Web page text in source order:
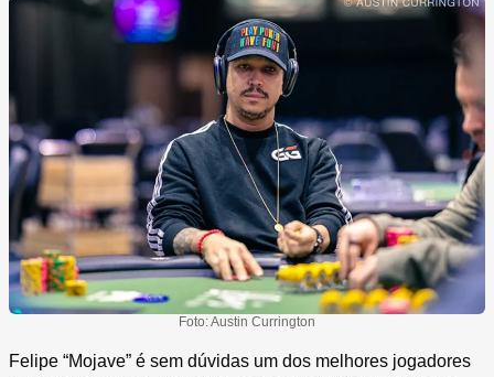
Foto: Austin Currington
Felipe “Mojave” é sem dúvidas um dos melhores jogadores